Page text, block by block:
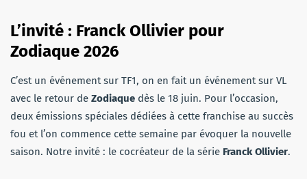
L’invité : Franck Ollivier pour
Zodiaque 2026
C’est un événement sur TF1, on en fait un événement sur VL
avec le retour de Zodiaque dès le 18 juin. Pour l’occasion,
deux émissions spéciales dédiées à cette franchise au succès
fou et l’on commence cette semaine par évoquer la nouvelle
saison. Notre invité : le cocréateur de la série Franck Ollivier.